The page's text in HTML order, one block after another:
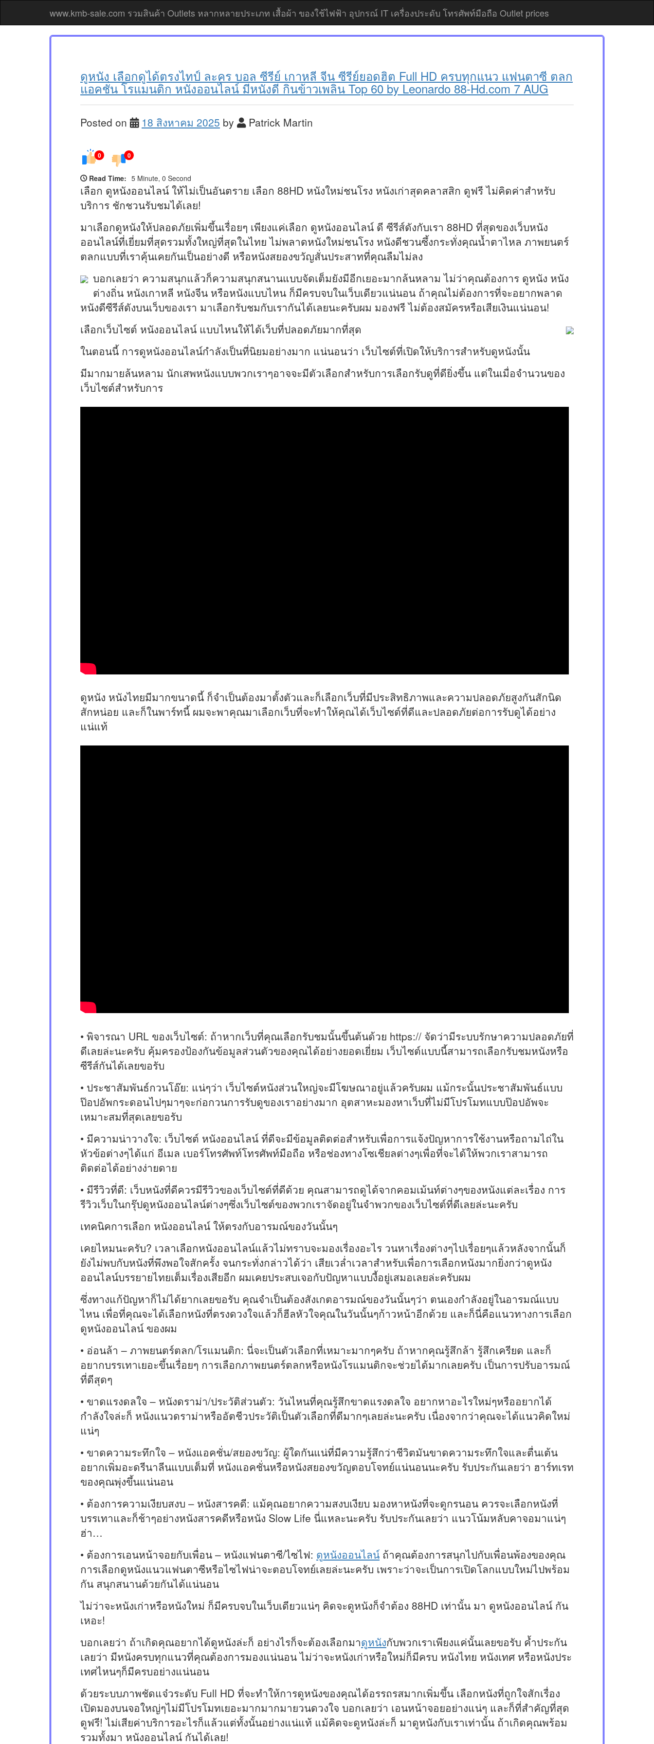
content
www.kmb-sale.com รวมสินค้า Outlets หลากหลายประเภท เสื้อผ้า ของใช้ไฟฟ้า อุปกรณ์ IT เครื่องประดับ โทรศัพท์มือถือ Outlet prices
ดูหนัง เลือกดูได้ตรงไทป์ ละคร บอล ซีรีย์ เกาหลี จีน ซีรีย์ยอดฮิต Full HD ครบทุกแนว แฟนตาซี ตลก
แอคชั่น โรแมนติก หนังออนไลน์ มีหนังดี กินข้าวเพลิน Top 60 by Leonardo 88-Hd.com 7 AUG
Posted on 18 สิงหาคม 2025 by Patrick Martin
0 0
Read Time: 5 Minute, 0 Second
เลือก ดูหนังออนไลน์ ให้ไม่เป็นอันตราย เลือก 88HD หนังใหม่ชนโรง หนังเก่าสุดคลาสสิก ดูฟรี ไม่คิดค่าสำหรับ
บริการ ชักชวนรับชมได้เลย!
มาเลือกดูหนังให้ปลอดภัยเพิ่มขึ้นเรื่อยๆ เพียงแค่เลือก ดูหนังออนไลน์ ดี ซีรีส์ดังกับเรา 88HD ที่สุดของเว็บหนัง
ออนไลน์ที่เยี่ยมที่สุดรวมทั้งใหญ่ที่สุดในไทย ไม่พลาดหนังใหม่ชนโรง หนังดีชวนซึ้งกระทั่งคุณน้ำตาไหล ภาพยนตร์
ตลกแบบที่เราคุ้นเคยกันเป็นอย่างดี หรือหนังสยองขวัญสั่นประสาทที่คุณลืมไม่ลง
บอกเลยว่า ความสนุกแล้วก็ความสนุกสนานแบบจัดเต็มยังมีอีกเยอะมากล้นหลาม ไม่ว่าคุณต้องการ ดูหนัง หนัง
ต่างถิ่น หนังเกาหลี หนังจีน หรือหนังแบบไหน ก็มีครบจบในเว็บเดียวแน่นอน ถ้าคุณไม่ต้องการที่จะอยากพลาด
หนังดีซีรีส์ดังบนเว็บของเรา มาเลือกรับชมกับเรากันได้เลยนะครับผม มองฟรี ไม่ต้องสมัครหรือเสียเงินแน่นอน!
เลือกเว็บไซต์ หนังออนไลน์ แบบไหนให้ได้เว็บที่ปลอดภัยมากที่สุด
ในตอนนี้ การดูหนังออนไลน์กำลังเป็นที่นิยมอย่างมาก แน่นอนว่า เว็บไซต์ที่เปิดให้บริการสำหรับดูหนังนั้น
มีมากมายล้นหลาม นักเสพหนังแบบพวกเราๆอาจจะมีตัวเลือกสำหรับการเลือกรับดูที่ดียิ่งขึ้น แต่ในเมื่อจำนวนของ
เว็บไซต์สำหรับการ
ดูหนัง หนังไทยมีมากขนาดนี้ ก็จำเป็นต้องมาตั้งตัวและก็เลือกเว็บที่มีประสิทธิภาพและความปลอดภัยสูงกันสักนิด
สักหน่อย และก็ในพาร์ทนี้ ผมจะพาคุณมาเลือกเว็บที่จะทำให้คุณได้เว็บไซต์ที่ดีและปลอดภัยต่อการรับดูได้อย่าง
แน่แท้
• พิจารณา URL ของเว็บไซต์: ถ้าหากเว็บที่คุณเลือกรับชมนั้นขึ้นต้นด้วย https:// จัดว่ามีระบบรักษาความปลอดภัยที่
ดีเลยล่ะนะครับ คุ้มครองป้องกันข้อมูลส่วนตัวของคุณได้อย่างยอดเยี่ยม เว็บไซต์แบบนี้สามารถเลือกรับชมหนังหรือ
ซีรีส์กันได้เลยขอรับ
• ประชาสัมพันธ์กวนโอ๊ย: แน่ๆว่า เว็บไซต์หนังส่วนใหญ่จะมีโฆษณาอยู่แล้วครับผม แม้กระนั้นประชาสัมพันธ์แบบ
ป๊อปอัพกระดอนไปๆมาๆจะก่อกวนการรับดูของเราอย่างมาก อุตสาหะมองหาเว็บที่ไม่มีโปรโมทแบบป๊อปอัพจะ
เหมาะสมที่สุดเลยขอรับ
• มีความน่าวางใจ: เว็บไซต์ หนังออนไลน์ ที่ดีจะมีข้อมูลติดต่อสำหรับเพื่อการแจ้งปัญหาการใช้งานหรือถามไถ่ใน
หัวข้อต่างๆได้แก่ อีเมล เบอร์โทรศัพท์โทรศัพท์มือถือ หรือช่องทางโซเชียลต่างๆเพื่อที่จะได้ให้พวกเราสามารถ
ติดต่อได้อย่างง่ายดาย
• มีรีวิวที่ดี: เว็บหนังที่ดีควรมีรีวิวของเว็บไซต์ที่ดีด้วย คุณสามารถดูได้จากคอมเม้นท์ต่างๆของหนังแต่ละเรื่อง การ
รีวิวเว็บในกรุ๊ปดูหนังออนไลน์ต่างๆซึ่งเว็บไซต์ของพวกเราจัดอยู่ในจำพวกของเว็บไซต์ที่ดีเลยล่ะนะครับ
เทคนิคการเลือก หนังออนไลน์ ให้ตรงกับอารมณ์ของวันนั้นๆ
เคยไหมนะครับ? เวลาเลือกหนังออนไลน์แล้วไม่ทราบจะมองเรื่องอะไร วนหาเรื่องต่างๆไปเรื่อยๆแล้วหลังจากนั้นก็
ยังไม่พบกับหนังที่พึงพอใจสักครั้ง จนกระทั่งกล่าวได้ว่า เสียเวล่ำเวลาสำหรับเพื่อการเลือกหนังมากยิ่งกว่าดูหนัง
ออนไลน์บรรยายไทยเต็มเรื่องเสียอีก ผมเคยประสบเจอกับปัญหาแบบงี้อยู่เสมอเลยล่ะครับผม
ซึ่งทางแก้ปัญหาก็ไม่ได้ยากเลยขอรับ คุณจำเป็นต้องสังเกตอารมณ์ของวันนั้นๆว่า ตนเองกำลังอยู่ในอารมณ์แบบ
ไหน เพื่อที่คุณจะได้เลือกหนังที่ตรงดวงใจแล้วก็ฮีลหัวใจคุณในวันนั้นๆก้าวหน้าอีกด้วย และก็นี่คือแนวทางการเลือก
ดูหนังออนไลน์ ของผม
• อ่อนล้า – ภาพยนตร์ตลก/โรแมนติก: นี่จะเป็นตัวเลือกที่เหมาะมากๆครับ ถ้าหากคุณรู้สึกล้า รู้สึกเครียด และก็
อยากบรรเทาเยอะขึ้นเรื่อยๆ การเลือกภาพยนตร์ตลกหรือหนังโรแมนติกจะช่วยได้มากเลยครับ เป็นการปรับอารมณ์
ที่ดีสุดๆ
• ขาดแรงดลใจ – หนังดราม่า/ประวัติส่วนตัว: วันไหนที่คุณรู้สึกขาดแรงดลใจ อยากหาอะไรใหม่ๆหรืออยากได้
กำลังใจล่ะก็ หนังแนวดราม่าหรืออัตชีวประวัติเป็นตัวเลือกที่ดีมากๆเลยล่ะนะครับ เนื่องจากว่าคุณจะได้แนวคิดใหม่
แน่ๆ
• ขาดความระทึกใจ – หนังแอคชั่น/สยองขวัญ: ผู้ใดกันแน่ที่มีความรู้สึกว่าชีวิตมันขาดความระทึกใจและตื่นเต้น
อยากเพิ่มอะดรีนาลีนแบบเต็มที่ หนังแอคชั่นหรือหนังสยองขวัญตอบโจทย์แน่นอนนะครับ รับประกันเลยว่า ฮาร์ทเรท
ของคุณพุ่งขึ้นแน่นอน
• ต้องการความเงียบสงบ – หนังสารคดี: แม้คุณอยากความสงบเงียบ มองหาหนังที่จะดูกรนอน ควรจะเลือกหนังที่
บรรเทาและก็ช้าๆอย่างหนังสารคดีหรือหนัง Slow Life นี่แหละนะครับ รับประกันเลยว่า แนวโน้มหลับคาจอมาแน่ๆ
ฮ่า…
• ต้องการเอนหน้าจอยกับเพื่อน – หนังแฟนตาซี/ไซไฟ: ดูหนังออนไลน์ ถ้าคุณต้องการสนุกไปกับเพื่อนพ้องของคุณ
การเลือกดูหนังแนวแฟนตาซีหรือไซไฟน่าจะตอบโจทย์เลยล่ะนะครับ เพราะว่าจะเป็นการเปิดโลกแบบใหม่ไปพร้อม
กัน สนุกสนานด้วยกันได้แน่นอน
ไม่ว่าจะหนังเก่าหรือหนังใหม่ ก็มีครบจบในเว็บเดียวแน่ๆ คิดจะดูหนังก็จำต้อง 88HD เท่านั้น มา ดูหนังออนไลน์ กัน
เหอะ!
บอกเลยว่า ถ้าเกิดคุณอยากได้ดูหนังล่ะก็ อย่างไรก็จะต้องเลือกมาดูหนังกับพวกเราเพียงแค่นั้นเลยขอรับ ค้ำประกัน
เลยว่า มีหนังครบทุกแนวที่คุณต้องการมองแน่นอน ไม่ว่าจะหนังเก่าหรือใหม่ก็มีครบ หนังไทย หนังเทศ หรือหนังประ
เทศไหนๆก็มีครบอย่างแน่นอน
ด้วยระบบภาพชัดแจ๋วระดับ Full HD ที่จะทำให้การดูหนังของคุณได้อรรถรสมากเพิ่มขึ้น เลือกหนังที่ถูกใจสักเรื่อง
เปิดมองบนจอใหญ่ๆไม่มีโปรโมทเยอะมากมากมายวนดวงใจ บอกเลยว่า เอนหน้าจอยอย่างแน่ๆ และก็ที่สำคัญที่สุด
ดูฟรี! ไม่เสียค่าบริการอะไรก็แล้วแต่ทั้งนั้นอย่างแน่แท้ แม้คิดจะดูหนังล่ะก็ มาดูหนังกับเราเท่านั้น ถ้าเกิดคุณพร้อม
รวมทั้งมา หนังออนไลน์ กันได้เลย!